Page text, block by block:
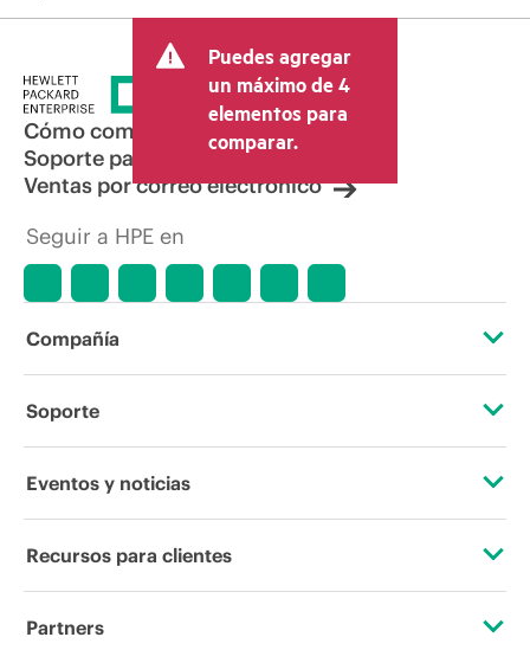
Puedes agregar
un máximo de 4
elementos para
comparar.
Cómo comprar
Soporte para productos
Ventas por correo electrónico
Seguir a HPE en
Compañía
Acerca de HPE
Responsabilidad corporativa
Laboratorios HPE
Soporte
Servicios de soporte operativo
Software y controladores
Eventos y noticias
Eventos
Recursos para clientes
Contacta con nosotros
Partners